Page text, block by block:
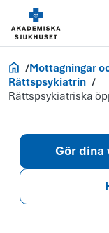
Akademiska.se
Mottagningar
Rättspsykiatrin
Rättspsykiatriska
Gör dina